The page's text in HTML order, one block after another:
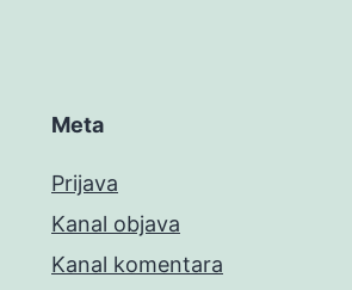
Meta
Prijava
Kanal objava
Kanal komentara